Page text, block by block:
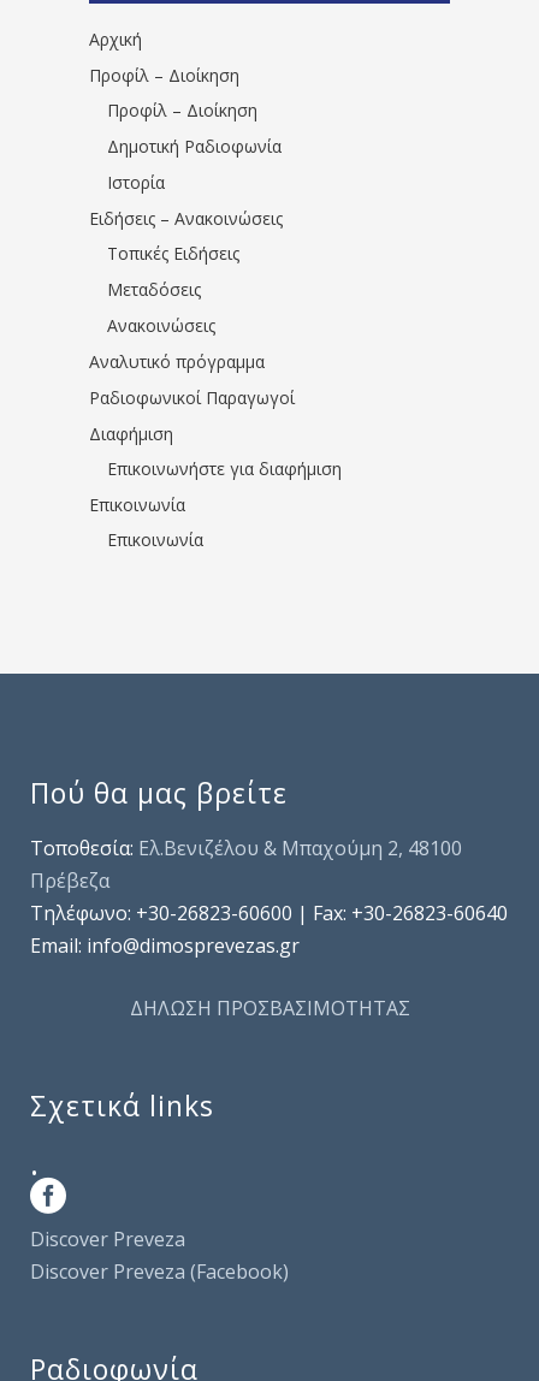
Αρχική
Προφίλ – Διοίκηση
Προφίλ – Διοίκηση
Δημοτική Ραδιοφωνία
Ιστορία
Ειδήσεις – Ανακοινώσεις
Τοπικές Ειδήσεις
Μεταδόσεις
Ανακοινώσεις
Αναλυτικό πρόγραμμα
Ραδιοφωνικοί Παραγωγοί
Διαφήμιση
Επικοινωνήστε για διαφήμιση
Επικοινωνία
Επικοινωνία
Πού θα μας βρείτε
Τοποθεσία: Ελ.Βενιζέλου & Μπαχούμη 2, 48100
Πρέβεζα
Τηλέφωνo: +30-26823-60600 | Fax: +30-26823-60640
Email: info@dimosprevezas.gr
ΔΗΛΩΣΗ ΠΡΟΣΒΑΣΙΜΟΤΗΤΑΣ
Σχετικά links
.
Discover Preveza
Discover Preveza (Facebook)
Ραδιοφωνία